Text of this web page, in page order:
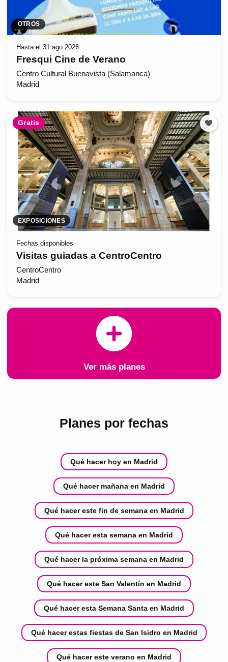
OTROS
Hasta el 31 ago 2026
Fresqui Cine de Verano
Centro Cultural Buenavista (Salamanca)
Madrid
Gratis
EXPOSICIONES
Fechas disponibles
Visitas guiadas a CentroCentro
CentroCentro
Madrid
Ver más planes
Planes por fechas
Qué hacer hoy en Madrid
Qué hacer mañana en Madrid
Qué hacer este fin de semana en Madrid
Qué hacer esta semana en Madrid
Qué hacer la próxima semana en Madrid
Qué hacer este San Valentín en Madrid
Qué hacer esta Semana Santa en Madrid
Qué hacer estas fiestas de San Isidro en Madrid
Qué hacer este verano en Madrid